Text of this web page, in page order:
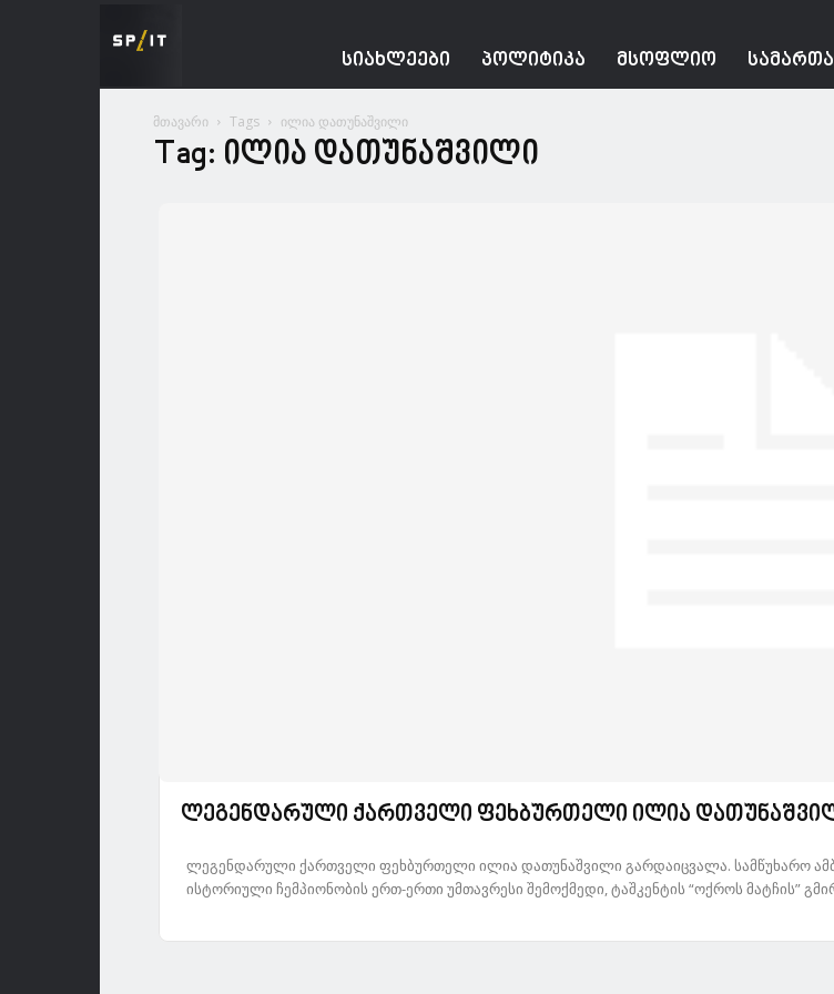
ᲡᲘᲐᲮᲚᲔᲔᲑᲘ ᲞᲝᲚᲘᲢᲘᲙᲐ ᲛᲡᲝᲤᲚᲘᲝ
მთავარი Tags ილია დათუნაშვილი
Tag: ილია დათუნაშვილი
ლეგენდარული ქართველი ფეხბურთელი ილია
ლეგენდარული ქართველი ფეხბურთელი ილია დათუნაშვილი გარდაიცვალა. სამწუხარო
ისტორიული ჩემპიონობის ერთ-ერთი უმთავრესი შემოქმედი, ტაშკენტის “ოქროს მატჩის”